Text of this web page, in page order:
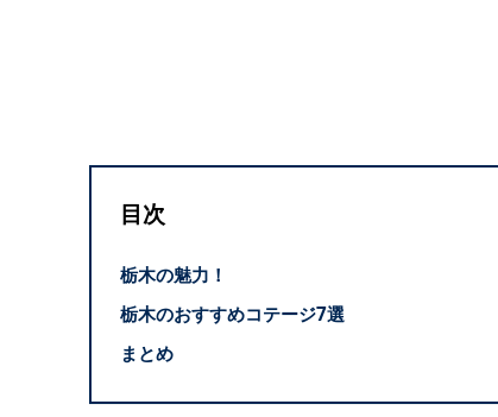
目次
栃木の魅力！
栃木のおすすめコテージ7選
まとめ